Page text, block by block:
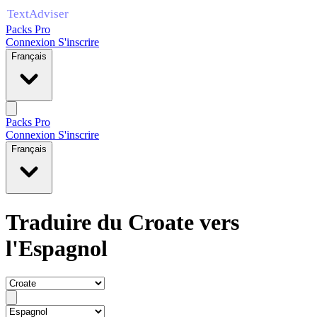
Packs Pro
Connexion S'inscrire
Français
Packs Pro
Connexion S'inscrire
Français
Traduire du Croate vers
l'Espagnol